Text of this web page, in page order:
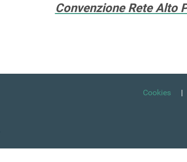
Convenzione Rete Alto
Cookies |